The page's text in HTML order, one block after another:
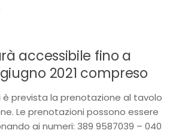
accessibile fino a
2021 compreso
prevista la prenotazione al tavolo
Le prenotazioni possono essere
ai numeri: 389 9587039 – 040